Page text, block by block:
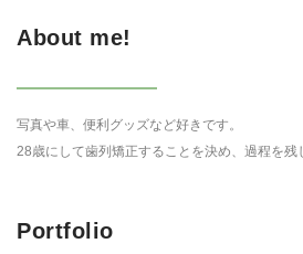
About me!
写真や車、便利グッズなど好きです。
28歳にして歯列矯正することを決め、過程を残
Portfolio